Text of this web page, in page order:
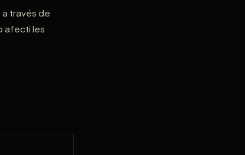
través de
afecti les